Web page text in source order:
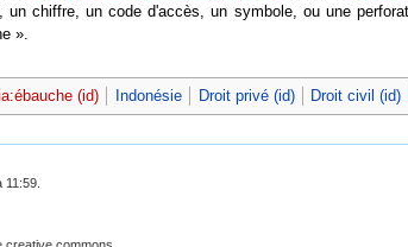
un chiffre, un code d'accès, un symbole, ou une
».
(id) Indonésie Droit privé (id) Droit civil (id)